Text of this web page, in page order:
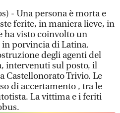
- Una persona è morta e
ferite, in maniera lieve, in
ha visto coinvolto un
porvincia di Latina.
degli agenti del
intervenuti sul posto, il
Castellonorato Trivio. Le
di accertamento , tra le
La vittima e i feriti